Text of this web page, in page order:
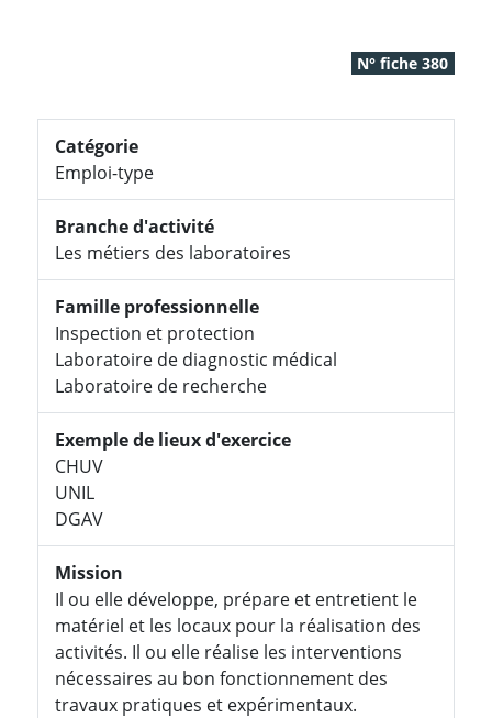
N° fiche 380
Catégorie
Emploi-type
Branche d'activité
Les métiers des laboratoires
Famille professionnelle
Inspection et protection
Laboratoire de diagnostic médical
Laboratoire de recherche
Exemple de lieux d'exercice
CHUV
UNIL
DGAV
Mission
Il ou elle développe, prépare et entretient le
matériel et les locaux pour la réalisation des
activités. Il ou elle réalise les interventions
nécessaires au bon fonctionnement des
travaux pratiques et expérimentaux.